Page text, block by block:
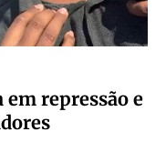
em repressão e